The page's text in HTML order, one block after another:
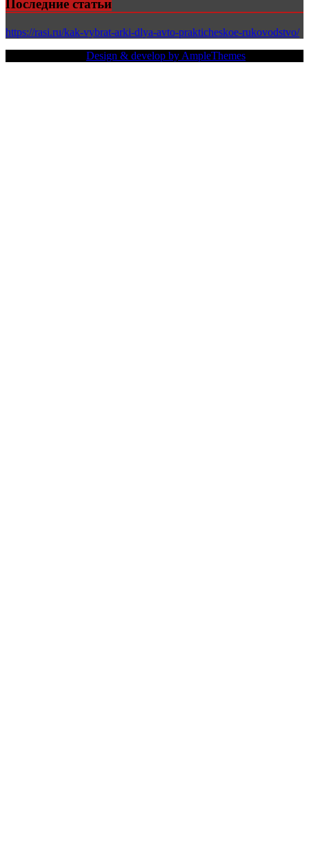
Последние статьи
https://rasi.ru/kak-vybrat-arki-dlya-avto-prakticheskoe-rukovodstvo/
Design & develop by AmpleThemes